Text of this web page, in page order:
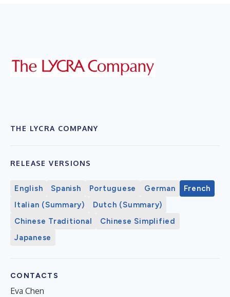
THE LYCRA COMPANY
RELEASE VERSIONS
English Spanish Portuguese German
French
Italian (Summary)
Dutch (Summary)
Chinese Traditional
Chinese Simplified
Japanese
CONTACTS
Eva Chen